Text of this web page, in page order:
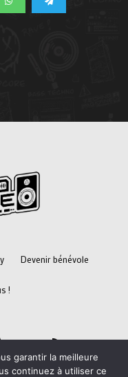
Devenir bénévole
!
garantir la meilleure
continuez à utiliser ce